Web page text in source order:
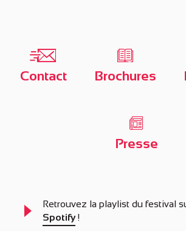
Contact Brochures
Presse
Retrouvez la playlist du festival
Spotify!